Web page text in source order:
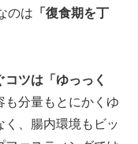
のは 「復食期を丁
ツは「ゆっっく
も分量もとにかくゆ
く、腸内環境もビッ